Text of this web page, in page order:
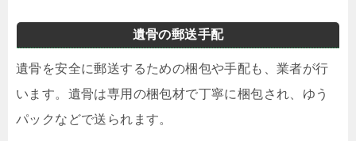
遺骨の郵送手配
遺骨を安全に郵送するための梱包や手配も、業者が行
います。遺骨は専用の梱包材で丁寧に梱包され、ゆう
パックなどで送られます。